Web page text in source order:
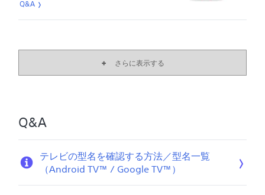
Q&A
さらに表示する
Q&A
テレビの型名を確認する方法／型名一覧
（Android TV™ / Google TV™）